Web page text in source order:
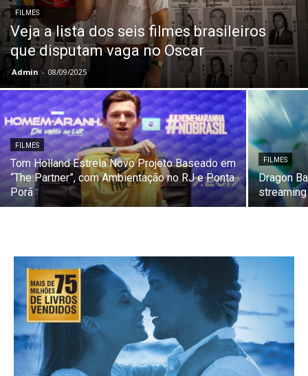
FILMES
Veja a lista dos seis filmes brasileiros
que disputam vaga no Oscar
Admin - 08/09/2025
FILMES
Tom Holland Estrela Novo Projeto Baseado em
“The Partner”, com Ambientação no RJ e Ponta
Porã
FILMES
Dragon